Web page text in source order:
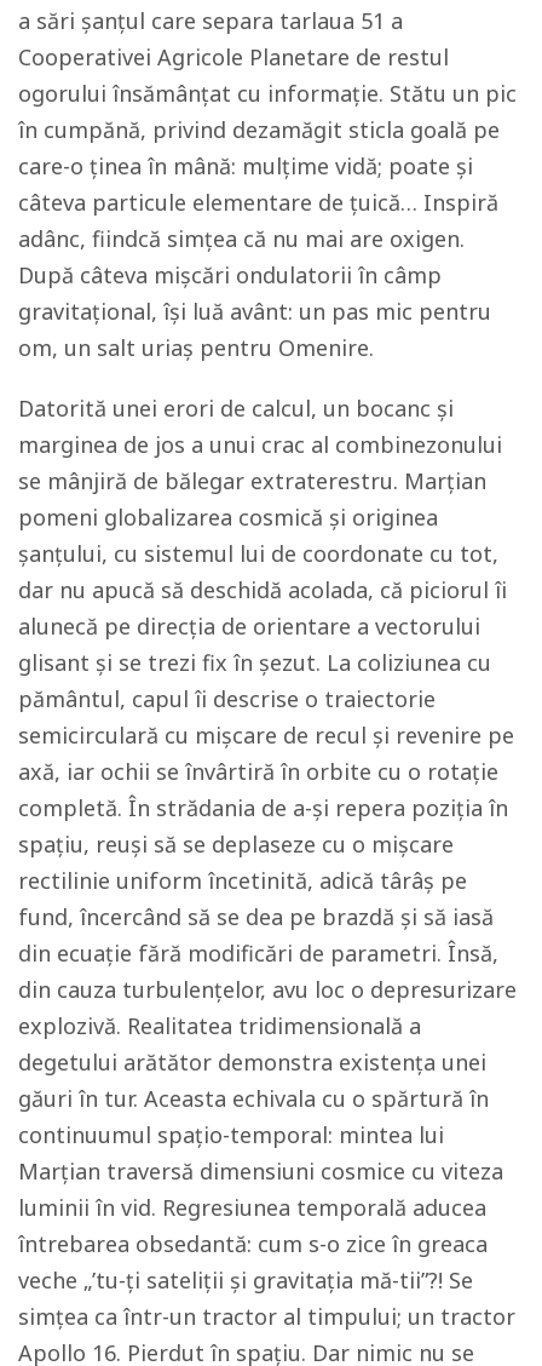
a sări șanțul care separa tarlaua 51 a
Cooperativei Agricole Planetare de restul
ogorului însămânțat cu informație. Stătu un pic
în cumpănă, privind dezamăgit sticla goală pe
care-o ținea în mână: mulțime vidă; poate şi
câteva particule elementare de ţuică… Inspiră
adânc, fiindcă simțea că nu mai are oxigen.
După câteva mișcări ondulatorii în câmp
gravitațional, își luă avânt: un pas mic pentru
om, un salt uriaș pentru Omenire.
Datorită unei erori de calcul, un bocanc și
marginea de jos a unui crac al combinezonului
se mânjiră de bălegar extraterestru. Marțian
pomeni globalizarea cosmică şi originea
șanțului, cu sistemul lui de coordonate cu tot,
dar nu apucă să deschidă acolada, că piciorul îi
alunecă pe direcția de orientare a vectorului
glisant și se trezi fix în șezut. La coliziunea cu
pământul, capul îi descrise o traiectorie
semicirculară cu mișcare de recul și revenire pe
axă, iar ochii se învârtiră în orbite cu o rotație
completă. În strădania de a-și repera poziția în
spațiu, reuși să se deplaseze cu o mișcare
rectilinie uniform încetinită, adică târâș pe
fund, încercând să se dea pe brazdă și să iasă
din ecuație fără modificări de parametri. Însă,
din cauza turbulenţelor, avu loc o depresurizare
explozivă. Realitatea tridimensională a
degetului arătător demonstra existența unei
găuri în tur. Aceasta echivala cu o spărtură în
continuumul spațio-temporal: mintea lui
Marțian traversă dimensiuni cosmice cu viteza
luminii în vid. Regresiunea temporală aducea
întrebarea obsedantă: cum s-o zice în greaca
veche „’tu-ți sateliții și gravitația mă-tii”?! Se
simțea ca într-un tractor al timpului; un tractor
Apollo 16. Pierdut în spațiu. Dar nimic nu se